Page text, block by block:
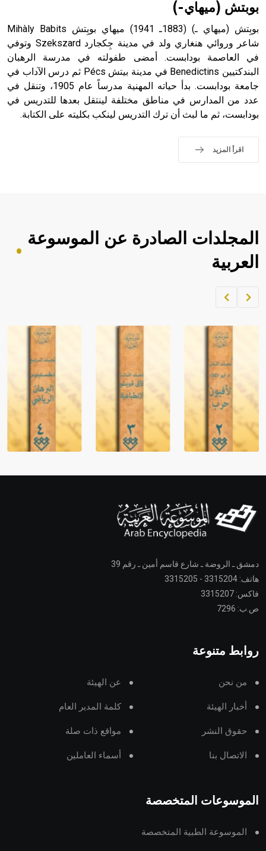
بوبتش (ميهاي-)
بوبِتش (ميهاي ـ) (1883ـ 1941) ميهاي بوبِتش Mihàly Babits
شاعر وروائي هنغاري ولد في مدينة جِكجارد Szekszard وتوفي
في العاصمة بودابست. أمضى طفولته في مدرسة الرهبان
البندكتيين Benedictins في مدينة بيتش Pécs ثم درس الآداب في
جامعة بودابست. بدأ حياته المهنية مدرساً عام 1905، وتنقل في
عدد من المدارس في مناطق مختلفة لينتقل بعدها للتدريس في
بودابست، ثم ما لبث أن ترك التدريس لينكب بكليته على الكتابة.
اقرأ المزيد
المجلدات الصادرة عن الموسوعة
العربية
دمشق ـ الروضة ـ شارع قاسم أمين ـ رقم 39
هاتف: 3315204 - 3315205
فاكس: 3315207
ص.ب: 7296
روابط متنوعة
من نحن عن الهيئة
أخبار الهيئة كلمة المدير العام
حقوق النشر مواقع ذات صلة
الاتصال بنا أسماء العاملين
الموسوعات المتخصصة
الموسوعة الطبية المتخصصة